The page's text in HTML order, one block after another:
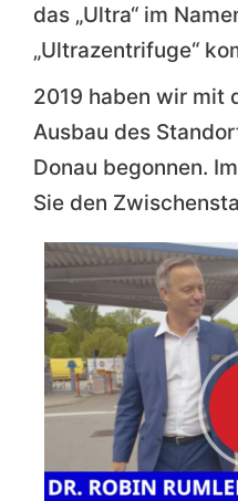
das „Ultra“ im
„Ultrazentrifuge“
2019 haben wir mit
Ausbau des
Donau begonnen.
Sie den